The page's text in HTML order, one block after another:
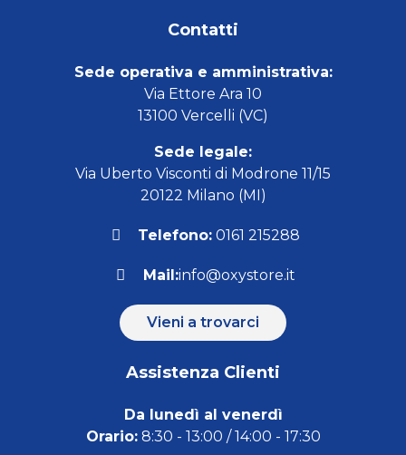
Contatti
Sede operativa e amministrativa:
Via Ettore Ara 10
13100 Vercelli (VC)
Sede legale:
Via Uberto Visconti di Modrone 11/15
20122 Milano (MI)
Telefono: 0161 215288
Mail:info@oxystore.it
Vieni a trovarci
Assistenza Clienti
Da lunedì al venerdì
Orario:8:30 - 13:00 / 14:00 - 17:30